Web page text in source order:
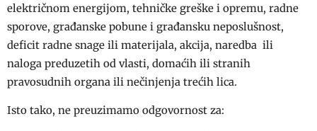
električnom energijom, tehničke greške i opremu, radne
sporove, građanske pobune i građansku neposlušnost,
deficit radne snage ili materijala, akcija, naredba ili
naloga preduzetih od vlasti, domaćih ili stranih
pravosudnih organa ili nečinjenja trećih lica.
Isto tako, ne preuzimamo odgovornost za: